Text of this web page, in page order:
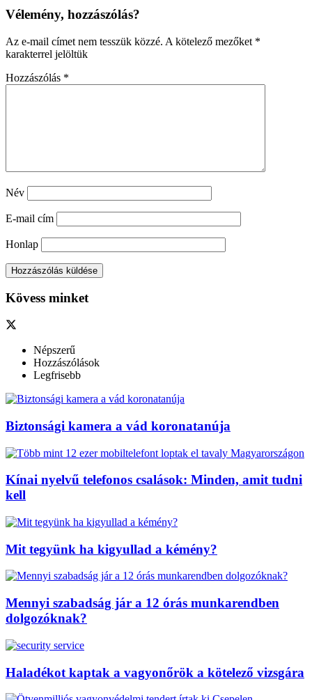
Vélemény, hozzászólás?
Az e-mail címet nem tesszük közzé. A kötelező mezőket *
karakterrel jelöltük
Hozzászólás *
Név
E-mail cím
Honlap
Kövess minket
Népszerű
Hozzászólások
Legfrisebb
Biztonsági kamera a vád koronatanúja
Kínai nyelvű telefonos csalások: Minden, amit tudni
kell
Mit tegyünk ha kigyullad a kémény?
Mennyi szabadság jár a 12 órás munkarendben
dolgozóknak?
Haladékot kaptak a vagyonőrök a kötelező vizsgára